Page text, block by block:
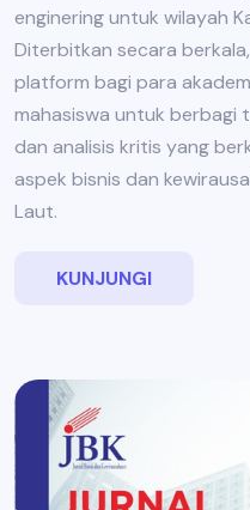
enginering untuk wilayah
Diterbitkan secara
platform bagi para
mahasiswa untuk berbagi
dan analisis kritis yang
aspek bisnis dan
Laut.
KUNJUNGI